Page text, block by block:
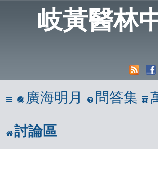
岐黃醫林
廣海明月 問答集
討論區